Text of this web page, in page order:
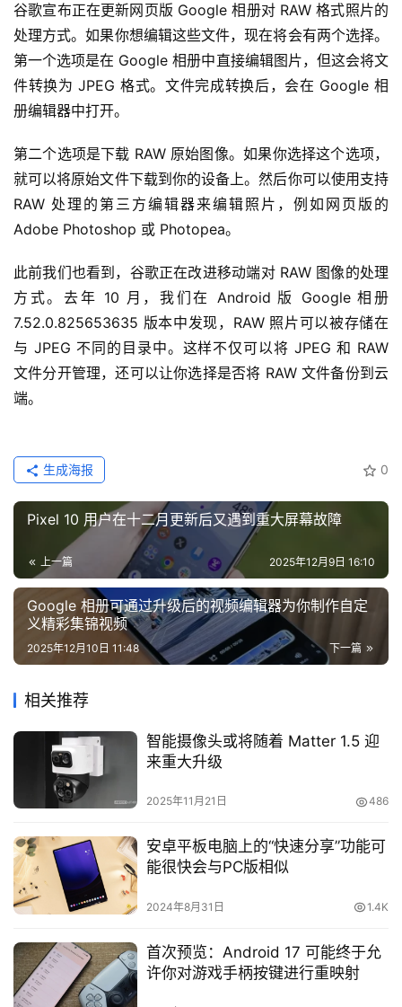
谷歌宣布正在更新网页版 Google 相册对 RAW 格式照片的
处理方式。如果你想编辑这些文件，现在将会有两个选择。
第一个选项是在 Google 相册中直接编辑图片，但这会将文
件转换为 JPEG 格式。文件完成转换后，会在 Google 相
册编辑器中打开。
第二个选项是下载 RAW 原始图像。如果你选择这个选项，
就可以将原始文件下载到你的设备上。然后你可以使用支持
RAW 处理的第三方编辑器来编辑照片，例如网页版的
Adobe Photoshop 或 Photopea。
此前我们也看到，谷歌正在改进移动端对 RAW 图像的处理
方式。去年 10 月，我们在 Android 版 Google 相册
7.52.0.825653635 版本中发现，RAW 照片可以被存储在
与 JPEG 不同的目录中。这样不仅可以将 JPEG 和 RAW
文件分开管理，还可以让你选择是否将 RAW 文件备份到云
端。
0
生成海报
Pixel 10 用户在十二月更新后又遇到重大屏幕故障
上一篇 2025年12月9日 16:10
Google 相册可通过升级后的视频编辑器为你制作自定
义精彩集锦视频
下一篇
2025年12月10日 11:48
相关推荐
智能摄像头或将随着 Matter 1.5 迎
来重大升级
2025年11月21日 486
安卓平板电脑上的“快速分享”功能可
能很快会与PC版相似
2024年8月31日 1.4K
首次预览：Android 17 可能终于允
许你对游戏手柄按键进行重映射